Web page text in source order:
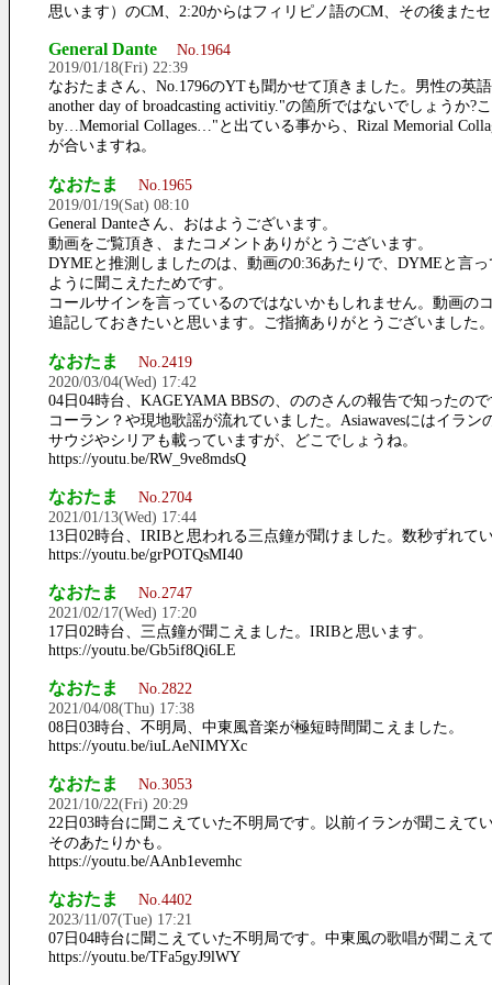
思います）のCM、2:20からはフィリピノ語のCM、その後また
General Dante
No.1964
2019/01/18(Fri) 22:39
なおたまさん、No.1796のYTも聞かせて頂きました。男性の英
another day of broadcasting activitiy."の箇所ではないでしょうか
by…Memorial Collages…"と出ている事から、Rizal Memorial
が合いますね。
なおたま
No.1965
2019/01/19(Sat) 08:10
General Danteさん、おはようございます。
動画をご覧頂き、またコメントありがとうございます。
DYMEと推測しましたのは、動画の0:36あたりで、DYMEと言
ように聞こえたためです。
コールサインを言っているのではないかもしれません。動画の
追記しておきたいと思います。ご指摘ありがとうございました
なおたま
No.2419
2020/03/04(Wed) 17:42
04日04時台、KAGEYAMA BBSの、ののさんの報告で知ったの
コーラン？や現地歌謡が流れていました。Asiawavesにはイラン
サウジやシリアも載っていますが、どこでしょうね。
https://youtu.be/RW_9ve8mdsQ
なおたま
No.2704
2021/01/13(Wed) 17:44
13日02時台、IRIBと思われる三点鐘が聞けました。数秒ずれて
https://youtu.be/grPOTQsMI40
なおたま
No.2747
2021/02/17(Wed) 17:20
17日02時台、三点鐘が聞こえました。IRIBと思います。
https://youtu.be/Gb5if8Qi6LE
なおたま
No.2822
2021/04/08(Thu) 17:38
08日03時台、不明局、中東風音楽が極短時間聞こえました。
https://youtu.be/iuLAeNIMYXc
なおたま
No.3053
2021/10/22(Fri) 20:29
22日03時台に聞こえていた不明局です。以前イランが聞こえて
そのあたりかも。
https://youtu.be/AAnb1evemhc
なおたま
No.4402
2023/11/07(Tue) 17:21
07日04時台に聞こえていた不明局です。中東風の歌唱が聞こえ
https://youtu.be/TFa5gyJ9lWY